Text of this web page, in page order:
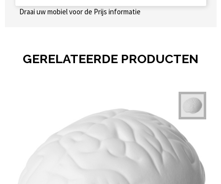
Draai uw mobiel voor de Prijs informatie
GERELATEERDE PRODUCTEN